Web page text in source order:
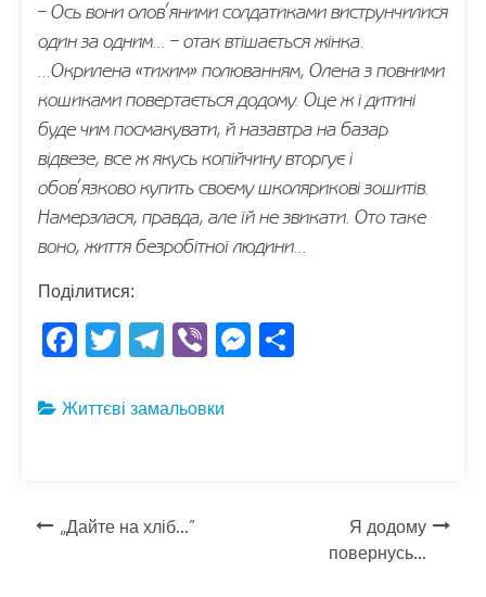
– Ось вони олов’яними солдатиками виструнчилися
один за одним… – отак втішається жінка.
…Окрилена «тихим» полюванням, Олена з повними
кошиками повертається додому. Оце ж і дитині
буде чим посмакувати, й назавтра на базар
відвезе, все ж якусь копійчину вторгує і
обов’язково купить своєму школярикові зошитів.
Намерзлася, правда, але їй не звикати. Ото таке
воно, життя безробітної людини…
Поділитися:
F
e
o
k
T
itt
T
e
m
Vi
er
M
Життєві замальовки
Навігація
„Дайте на хліб…”
Я додому
повернусь…